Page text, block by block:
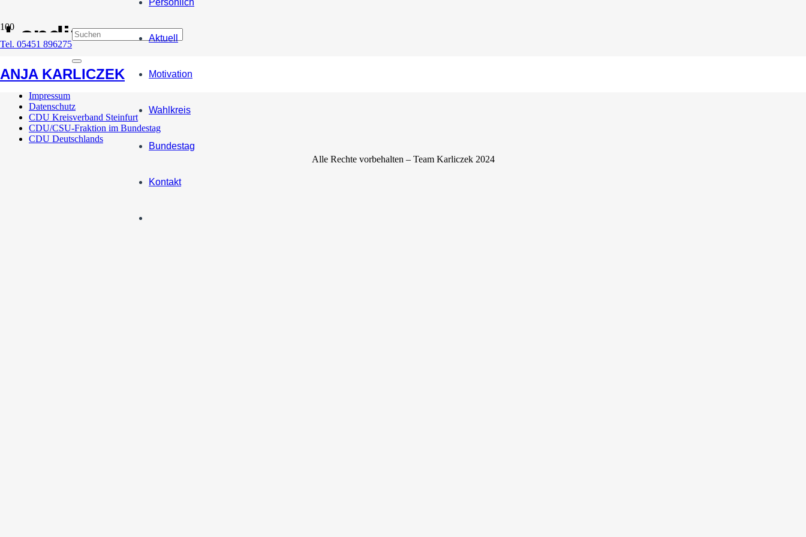
Tel. 05451 896275
ANJA KARLICZEK
Aktuell
Motivation
Wahlkreis
Bundestag
Kontakt
Landingpage
UN-Vereinbarung zur Migration
Impressum
Datenschutz
CDU Kreisverband Steinfurt
CDU/CSU-Fraktion im Bundestag
CDU Deutschlands
Alle Rechte vorbehalten – Team Karliczek 2024